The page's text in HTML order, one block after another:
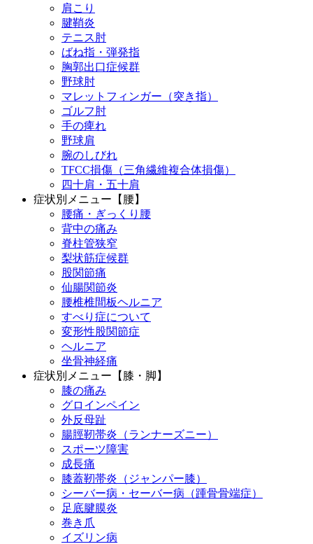
肩こり
腱鞘炎
テニス肘
ばね指・弾発指
胸郭出口症候群
野球肘
マレットフィンガー（突き指）
ゴルフ肘
手の痺れ
野球肩
腕のしびれ
TFCC損傷（三角繊維複合体損傷）
四十肩・五十肩
症状別メニュー【腰】
腰痛・ぎっくり腰
背中の痛み
脊柱管狭窄
梨状筋症候群
股関節痛
仙腸関節炎
腰椎椎間板ヘルニア
すべり症について
変形性股関節症
ヘルニア
坐骨神経痛
症状別メニュー【膝・脚】
膝の痛み
グロインペイン
外反母趾
腸脛靭帯炎（ランナーズニー）
スポーツ障害
成長痛
膝蓋靭帯炎（ジャンパー膝）
シーバー病・セーバー病（踵骨骨端症）
足底腱膜炎
巻き爪
イズリン病